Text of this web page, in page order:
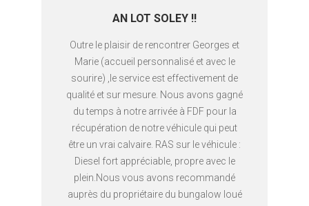
AN LOT SOLEY !!
Outre le plaisir de rencontrer Georges et
Marie (accueil personnalisé et avec le
sourire) ,le service est effectivement de
qualité et sur mesure. Nous avons gagné
du temps à notre arrivée à FDF pour la
récupération de notre véhicule qui peut
être un vrai calvaire. RAS sur le véhicule :
Diesel fort appréciable, propre avec le
plein.Nous vous avons recommandé
auprès du propriétaire du bungalow loué